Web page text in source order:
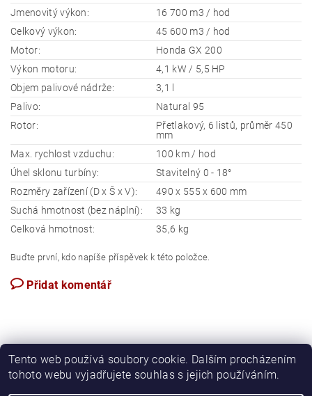
Jmenovitý výkon:
16 700 m3 / hod
Celkový výkon:
45 600 m3 / hod
Motor:
Honda GX 200
Výkon motoru:
4,1 kW / 5,5 HP
Objem palivové nádrže:
3,1 l
Palivo:
Natural 95
Rotor:
Přetlakový, 6 listů, průměr 450
mm
Max. rychlost vzduchu:
100 km / hod
Úhel sklonu turbíny:
Stavitelný 0 - 18°
Rozměry zařízení (D x Š x V):
490 x 555 x 600 mm
Suchá hmotnost (bez náplní):
33 kg
Celková hmotnost:
35,6 kg
Buďte první, kdo napíše příspěvek k této položce.
Přidat komentář
Tento web používá soubory cookie. Dalším procházením
tohoto webu vyjadřujete souhlas s jejich používáním.